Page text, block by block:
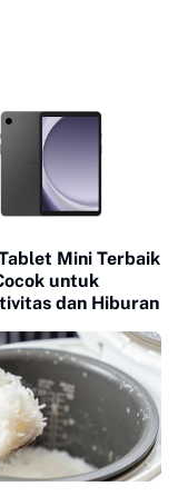
Mini Terbaik
untuk
dan Hiburan